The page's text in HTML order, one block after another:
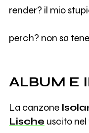
render? il mio
perch? non sa
ALBUM E
La canzone
Lische uscito nel